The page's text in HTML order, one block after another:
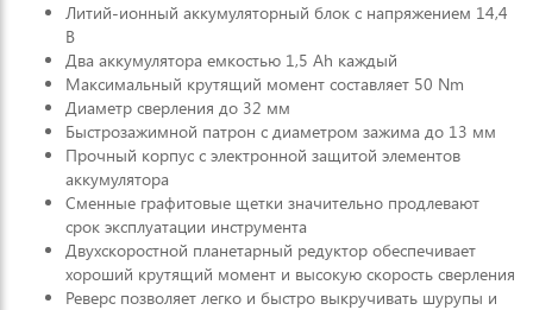
Литий-ионный аккумуляторный блок с напряжением 14,4
В
Два аккумулятора емкостью 1,5 Ah каждый
Максимальный крутящий момент составляет 50 Nm
Диаметр сверления до 32 мм
Быстрозажимной патрон с диаметром зажима до 13 мм
Прочный корпус с электронной защитой элементов
аккумулятора
Сменные графитовые щетки значительно продлевают
срок эксплуатации инструмента
Двухскоростной планетарный редуктор обеспечивает
хороший крутящий момент и высокую скорость сверления
Реверс позволяет легко и быстро выкручивать шурупы и